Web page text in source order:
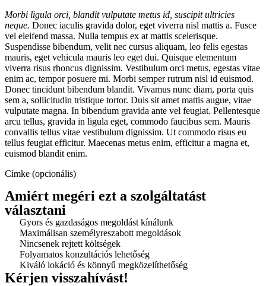
Morbi ligula orci, blandit vulputate metus id, suscipit ultricies
neque. Donec iaculis gravida dolor, eget viverra nisl mattis a. Fusce
vel eleifend massa. Nulla tempus ex at mattis scelerisque.
Suspendisse bibendum, velit nec cursus aliquam, leo felis egestas
mauris, eget vehicula mauris leo eget dui. Quisque elementum
viverra risus rhoncus dignissim. Vestibulum orci metus, egestas vitae
enim ac, tempor posuere mi. Morbi semper rutrum nisl id euismod.
Donec tincidunt bibendum blandit. Vivamus nunc diam, porta quis
sem a, sollicitudin tristique tortor. Duis sit amet mattis augue, vitae
vulputate magna. In bibendum gravida ante vel feugiat. Pellentesque
arcu tellus, gravida in ligula eget, commodo faucibus sem. Mauris
convallis tellus vitae vestibulum dignissim. Ut commodo risus eu
tellus feugiat efficitur. Maecenas metus enim, efficitur a magna et,
euismod blandit enim.
Címke (opcionális)
Amiért megéri ezt a szolgáltatást
választani
Gyors és gazdaságos megoldást kínálunk
Maximálisan személyreszabott megoldások
Nincsenek rejtett költségek
Folyamatos konzultációs lehetőség
Kiváló lokáció és könnyű megközelíthetőség
Kérjen visszahívást!